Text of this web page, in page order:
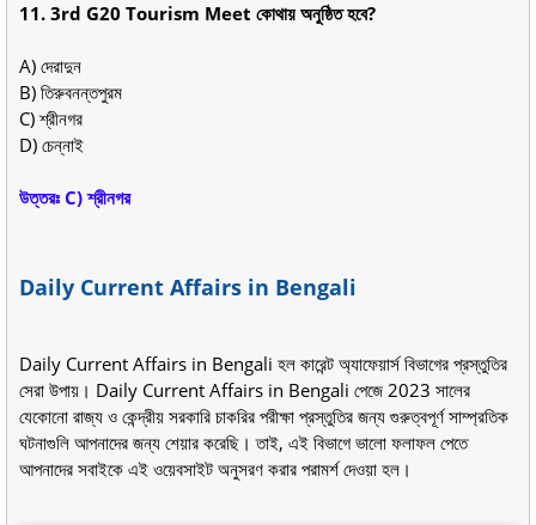
11. 3rd G20 Tourism Meet কোথায় অনুষ্ঠিত হবে?
A) দেরাদুন
B) তিরুবনন্তপুরম
C) শ্রীনগর
D) চেন্নাই
উত্তরঃ C) শ্রীনগর
Daily Current Affairs in Bengali
Daily Current Affairs in Bengali হল কারেন্ট অ্যাফেয়ার্স বিভাগের প্রস্তুতির
সেরা উপায়। Daily Current Affairs in Bengali পেজে 2023 সালের
যেকোনো রাজ্য ও কেন্দ্রীয় সরকারি চাকরির পরীক্ষা প্রস্তুতির জন্য গুরুত্বপূর্ণ সাম্প্রতিক
ঘটনাগুলি আপনাদের জন্য শেয়ার করেছি। তাই, এই বিভাগে ভালো ফলাফল পেতে
আপনাদের সবাইকে এই ওয়েবসাইট অনুসরণ করার পরামর্শ দেওয়া হল।